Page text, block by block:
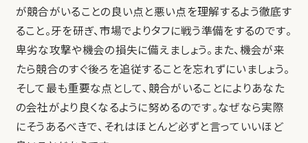
が競合がいることの良い点と悪い点を理解するよう徹底す
ること。牙を研ぎ、市場でよりタフに戦う準備をするのです。
卑劣な攻撃や機会の損失に備えましょう。また、機会が来
たら競合のすぐ後ろを追従することを忘れずにいましょう。
そして最も重要な点として、競合がいることによりあなた
の会社がより良くなるように努めるのです。なぜなら実際
にそうあるべきで、それはほとんど必ずと言っていいほど